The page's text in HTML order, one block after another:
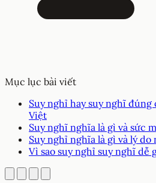
Mục lục bài viết
Suy nghỉ hay suy nghĩ
Việt
Suy nghĩ nghĩa là gì và sức
Suy nghỉ nghĩa là gì và lý do
Vì sao suy nghỉ suy nghĩ dễ